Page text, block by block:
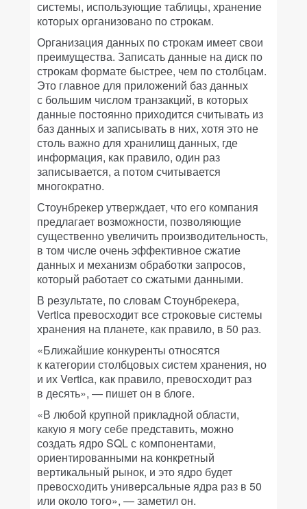
системы, использующие таблицы, хранение
которых организовано по строкам.
Организация данных по строкам имеет свои
преимущества. Записать данные на диск по
строкам формате быстрее, чем по столбцам.
Это главное для приложений баз данных
с большим числом транзакций, в которых
данные постоянно приходится считывать из
баз данных и записывать в них, хотя это не
столь важно для хранилищ данных, где
информация, как правило, один раз
записывается, а потом считывается
многократно.
Стоунбрекер утверждает, что его компания
предлагает возможности, позволяющие
существенно увеличить производительность,
в том числе очень эффективное сжатие
данных и механизм обработки запросов,
который работает со сжатыми данными.
В результате, по словам Стоунбрекера,
Vertica превосходит все строковые системы
хранения на планете, как правило, в 50 раз.
«Ближайшие конкуренты относятся
к категории столбцовых систем хранения, но
и их Vertica, как правило, превосходит раз
в десять», — пишет он в блоге.
«В любой крупной прикладной области,
какую я могу себе представить, можно
создать ядро SQL с компонентами,
ориентированными на конкретный
вертикальный рынок, и это ядро будет
превосходить универсальные ядра раз в 50
или около того», — заметил он.